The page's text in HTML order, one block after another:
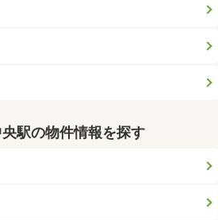
駅の物件情報を探す